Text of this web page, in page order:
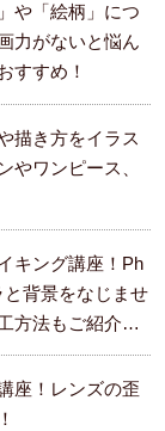
や「絵柄」につ
力がないと悩ん
すすめ！
描き方をイラス
やワンピース、
キング講座！Ph
背景をなじませ
方法もご紹介し
座！レンズの歪